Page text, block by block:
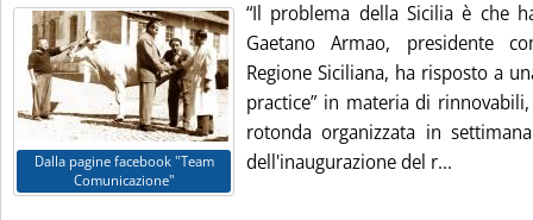
Dalla pagine facebook "Team
Comunicazione"
“Il problema della Sicilia è che
Gaetano Armao, presidente
Regione Siciliana, ha risposto a
practice” in materia di
rotonda organizzata in
dell'inaugurazione del r...